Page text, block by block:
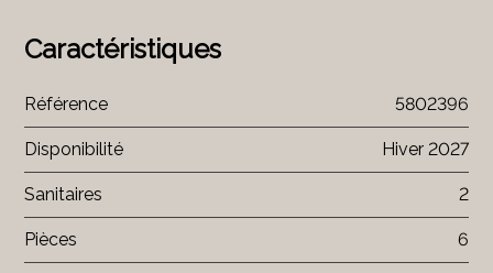
Caractéristiques
Référence 5802396
Disponibilité Hiver 2027
Sanitaires 2
Pièces 6